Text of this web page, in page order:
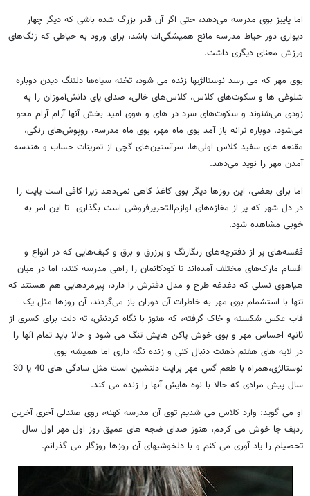
اما پاییز بوی مدرسه می‌دهد، حتی اگر آن قدر بزرگ شده باشی که دیگر چهار
‌دیواری دور حیاط مدرسه مانع همیشگی‌ات باشد، برای ورود به حیاطی که زنگ‌های
ورزش معنای دیگری داشت.
بوی مهر که می رسد نوستالژیها زنده می شود، تخته سیاه‌ها دلتنگ دیدن دوباره
شلوغی ها و سکوت‌های کلاس، کلاس‌های خالی، صدای پای دانش‌آموزان را به
زودی می‌شنوند و سکوت‌های سرد در های و هوی امید بخش آنها آرام آرام محو
می‌شود. دوباره ترانه باز آمد بوی ماه مهر، بوی ماه مدرسه، روپوش‌های رنگی،
مقنعه های سفید کلاس اولی‌ها، سرآستین‌های گچی از تمرینات حساب و هندسه
آمدن مهر را نوید می‌دهد.
اما برای بعضی، این روزها دیگر بوی کاغذ کاهی نمی‌دهد زیرا کافی است پایت را
در دل شهر که پر از مغازه‌های لوازم‌التحریرفروشی است بگذاری تا این امر به
خوبی مشاهده شود.
قفسه‌های پر از دفترچه‌های رنگارنگ و پرزرق و برق و کیف‌هایی که در انواع و
اقسام مارک‌های مختلف آمده‌اند تا کودکانمان را راهی مدرسه کنند، اما در میان
هیاهوی نسلی که دغدغه طرح و مدل دفترش را دارد، پیرمردهایی هم هستند که
تنها با استشمام بوی مهر به خاطرات آن دوران باز می‌گردند، آن روزها مثل یک
قاب عکس شکسته و خاک گرفته، که هنوز با نگاه کردنش، ته دلت برای کسری از
ثانیه احساس مهر و بوی خوش پاکن هایش تنگ می شود و حالا باید تمام آنها را
در لایه های هفتم ذهنت دنبال کنی و زنده نگه داری اما همیشه بوی
نوستالژی،همراه با طعم گس مهر برایت دلنشین است مثل سادگی های 40 یا 30
سال پیش مرادی که حالا با نوه هایش آنها را زنده می کند.
او می گوید: وارد کلاس می شدیم توی آن مدرسه کهنه، روی صندلی آخری آخرین
ردیف جا خوش می کردم، هنوز صدای ضجه های عمیق روز اول مهر اول سال
تحصیلم را یاد آوری می کنم و با دلخوشیهای آن روزها روزگار می گذرانم.